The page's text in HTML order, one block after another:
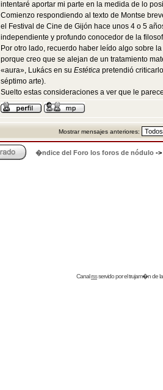
intentaré aportar mi parte en la medida de lo
Comienzo respondiendo al texto de Montse
el Festival de Cine de Gijón hace unos 4 o 5
independiente y profundo conocedor de la
Por otro lado, recuerdo haber leído algo sobre
porque creo que se alejan de un tratamiento
«aura», Lukács en su Estética pretendió
séptimo arte).
Suelto estas consideraciones a ver que le
Mostrar mensajes anteriores:
�ndice del Foro los foros de nódulo ->
Canalrssservido por eltrujam�nde